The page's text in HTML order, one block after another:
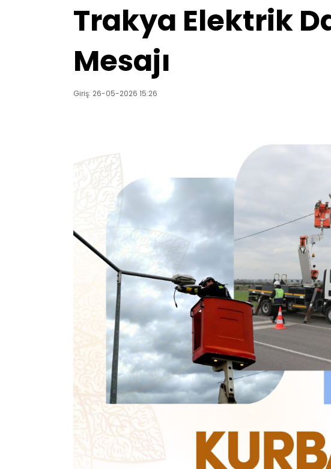
Trakya Elektrik
Mesajı
Giriş: 26-05-2026 15:26